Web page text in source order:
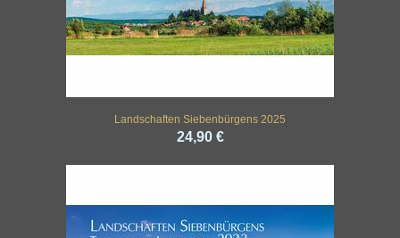
Landschaften Siebenbürgens 2025
24,90 €